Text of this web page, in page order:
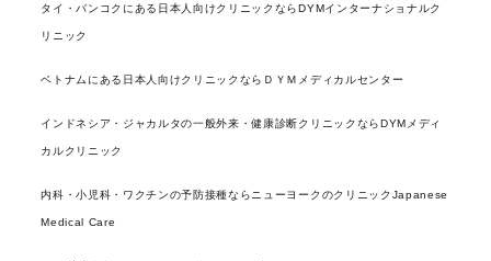
タイ・バンコクにある日本人向けクリニックならDYMインターナショナルク
リニック
ベトナムにある日本人向けクリニックならＤＹＭメディカルセンター
インドネシア・ジャカルタの一般外来・健康診断クリニックならDYMメディ
カルクリニック
内科・小児科・ワクチンの予防接種ならニューヨークのクリニックJapanese
Medical Care